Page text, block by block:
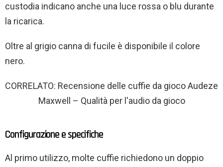
custodia indicano anche una luce rossa o blu durante
la ricarica.
Oltre al grigio canna di fucile è disponibile il colore
nero.
CORRELATO: Recensione delle cuffie da gioco Audeze
Maxwell – Qualità per l'audio da gioco
Configurazione e specifiche
Al primo utilizzo, molte cuffie richiedono un doppio